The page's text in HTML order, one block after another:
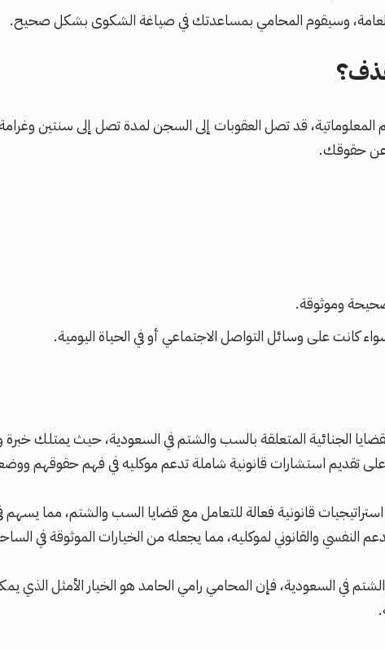
العامة، وسيقوم المحامي بمساعدتك في صياغة الشكوى بشكل صحيح.
قد تصل العقوبات إلى السجن لمدة تصل إلى سنتين
عن حقوقك.
وموثوقة.
كانت على وسائل التواصل الاجتماعي أو في الحياة اليومية.
الجنائية المتعلقة بالسب والشتم في السعودية، حيث يمتلك
على تقديم استشارات قانونية شاملة تدعم موكليه في فهم حقوقهم
قانونية فعالة للتعامل مع قضايا السب والشتم، مما يسهم
النفسي والقانوني لموكليه، مما يجعله من الخيارات الموثوقة في
السعودية، فإن المحامي رامي الحامد هو الخيار الأمثل الذي